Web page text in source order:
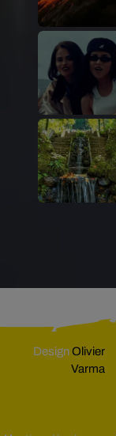
DesignOlivier
Varma